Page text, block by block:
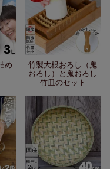
め
竹製大根おろし（鬼
おろし）と鬼おろし
竹皿のセット